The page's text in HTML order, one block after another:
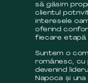
să găsim
clientul
interesele
oferind
fiecare etapă
Suntem o
românesc, cu
devenind
Napoca și